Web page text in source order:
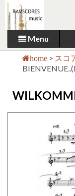
Menu
home > スコ